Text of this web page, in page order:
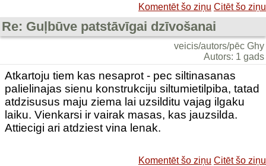
Komentēt šo ziņu Citēt šo ziņu
Re: Guļbūve patstāvīgai dzīvošanai
veicis/autors/pēc Ghy
Autors: 1 gads
Atkartoju tiem kas nesaprot - pec siltinasanas
palielinajas sienu konstrukciju siltumietilpiba, tatad
atdzisusus maju ziema lai uzsilditu vajag ilgaku
laiku. Vienkarsi ir vairak masas, kas jauzsilda.
Attiecigi ari atdziest vina lenak.
Komentēt šo ziņu Citēt šo ziņu